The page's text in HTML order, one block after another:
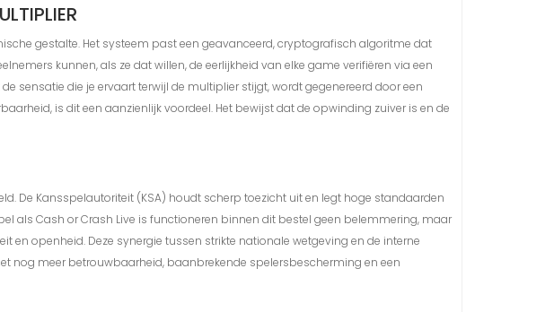
gestalte. Het systeem past een geavanceerd, cryptografisch algoritme dat
kunnen, als ze dat willen, de eerlijkheid van elke game verifiëren via een
sensatie die je ervaart terwijl de multiplier stijgt, wordt gegenereerd door een
is dit een aanzienlijk voordeel. Het bewijst dat de opwinding zuiver is en de
De Kansspelautoriteit (KSA) houdt scherp toezicht uit en legt hoge standaarden
als Cash or Crash Live is functioneren binnen dit bestel geen belemmering, maar
openheid. Deze synergie tussen strikte nationale wetgeving en de interne
nog meer betrouwbaarheid, baanbrekende spelersbescherming en een